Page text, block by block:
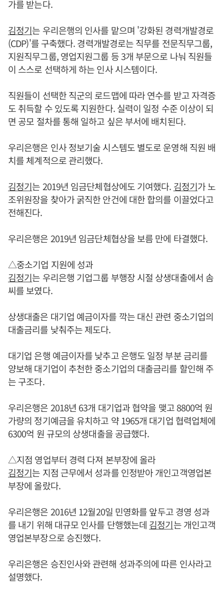
가를 받는다.
김정기는 우리은행의 인사를 맡으며 '강화된 경력개발경로
(CDP)'를 구축했다. 경력개발경로는 직무를 전문직무그룹,
지원직무그룹, 영업지원그룹 등 3개 부문으로 나눠 직원들
이 스스로 선택하게 하는 인사 시스템이다.
직원들이 선택한 직군의 로드맵에 따라 연수를 받고 자격증
도 취득할 수 있도록 지원한다. 실력이 일정 수준 이상이 되
면 공모 절차를 통해 일하고 싶은 부서에 배치된다.
우리은행은 인사 정보기술 시스템도 별도로 운영해 직원 배
치를 체계적으로 관리했다.
김정기는 2019년 임금단체협상에도 기여했다. 김정기가 노
조위원장을 찾아가 굵직한 안건에 대한 합의를 이끌었다고
전해진다.
우리은행은 2019년 임금단체협상을 보름 만에 타결했다.
△중소기업 지원에 성과
김정기는 우리은행 기업그룹 부행장 시절 상생대출에서 솜
씨를 보였다.
상생대출은 대기업 예금이자를 깍는 대신 관련 중소기업의
대출금리를 낮춰주는 제도다.
대기업 은행 예금이자를 낮추고 은행도 일정 부분 금리를
양보해 대기업이 추천한 중소기업의 대출금리를 할인해 주
는 구조다.
우리은행은 2018년 63개 대기업과 협약을 맺고 8800억 원
가량의 정기예금을 유치하고 약 1965개 대기업 협력업체에
6300억 원 규모의 상생대출을 공급했다.
△지점 영업부터 경력 다져 본부장에 올라
김정기는 지점 근무에서 성과를 인정받아 개인고객영업본
부장에 올랐다.
우리은행은 2016년 12월20일 민영화를 앞두고 경영 성과
를 내기 위해 대규모 인사를 단행했는데 김정기는 개인고객
영업본부장으로 승진했다.
우리은행은 승진인사와 관련해 성과주의에 따른 인사라고
설명했다.